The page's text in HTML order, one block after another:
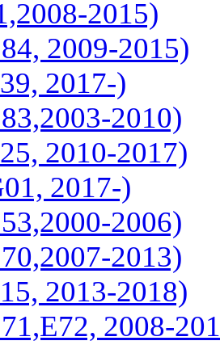
2015)
2009-2015)
2017-)
2010)
2010-2017)
2017-)
2006)
2013)
2013-2018)
2008-